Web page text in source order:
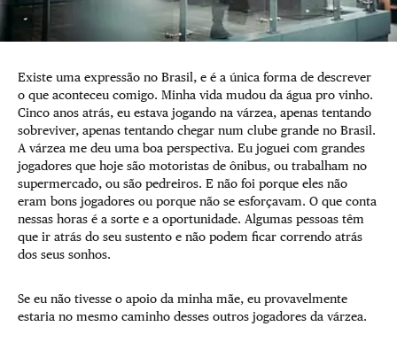
Existe uma expressão no Brasil, e é a única forma de descrever
o que aconteceu comigo. Minha vida mudou da água pro vinho.
Cinco anos atrás, eu estava jogando na várzea, apenas tentando
sobreviver, apenas tentando chegar num clube grande no Brasil.
A várzea me deu uma boa perspectiva. Eu joguei com grandes
jogadores que hoje são motoristas de ônibus, ou trabalham no
supermercado, ou são pedreiros. E não foi porque eles não
eram bons jogadores ou porque não se esforçavam. O que conta
nessas horas é a sorte e a oportunidade. Algumas pessoas têm
que ir atrás do seu sustento e não podem ficar correndo atrás
dos seus sonhos.
Se eu não tivesse o apoio da minha mãe, eu provavelmente
estaria no mesmo caminho desses outros jogadores da várzea.